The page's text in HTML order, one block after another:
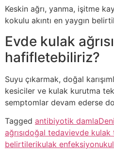
Keskin ağrı, yanma, işitme
kokulu akıntı en yaygın
Evde kulak
hafifletebiliriz?
Suyu çıkarmak, doğal
kesiciler ve kulak kurutma
semptomlar devam ederse
Tagged antibiyotik damla
ağrısıdoğal tedavievde kulak
belirtilerikulak enfeksiyonu